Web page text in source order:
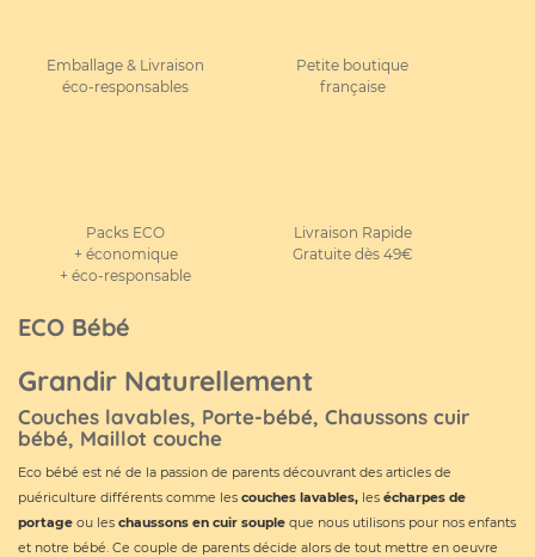
Emballage & Livraison
éco-responsables
Petite boutique
française
Packs ECO
+ économique
+ éco-responsable
Livraison Rapide
Gratuite dès 49€
ECO Bébé
Grandir Naturellement
Couches lavables, Porte-bébé, Chaussons cuir
bébé, Maillot couche
Eco bébé est né de la passion de parents découvrant des articles de
puériculture différents comme les couches lavables, les écharpes de
portage ou les chaussons en cuir souple que nous utilisons pour nos enfants
et notre bébé. Ce couple de parents décide alors de tout mettre en oeuvre